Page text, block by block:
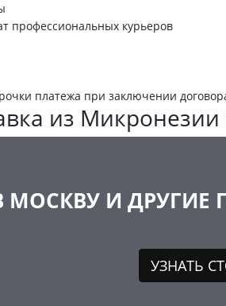
профессиональных курьеров
платежа при заключении
из
МОСКВУ И
УЗНАТЬ